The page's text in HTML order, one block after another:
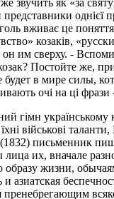
представники
вживає це
козаків,
им сверху. -
Постойте же,
в мире силы,
очі на ці
гімн
військові
(1832) письменник
их, вначале
жизни,
азиатская